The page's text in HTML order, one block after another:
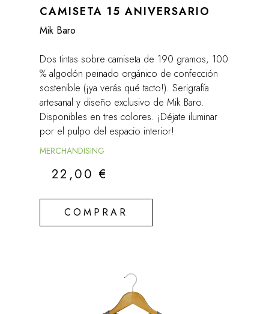
CAMISETA 15 ANIVERSARIO
Mik Baro
Dos tintas sobre camiseta de 190 gramos, 100
% algodón peinado orgánico de confección
sostenible (¡ya verás qué tacto!). Serigrafía
artesanal y diseño exclusivo de Mik Baro.
Disponibles en tres colores. ¡Déjate iluminar
por el pulpo del espacio interior!
MERCHANDISING
22,00€
COMPRAR